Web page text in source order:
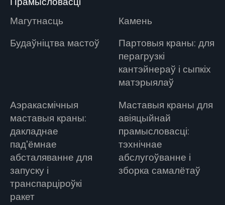
Магутнасць
Камень
Будаўніцтва мастоў
Партовыя краны: для
перагрузкі
кантэйнераў і сыпкіх
матэрыялаў
Аэракасмічныя
маставыя краны:
дакладнае
пад'ёмнае
абсталяванне для
запуску і
транспарціроўкі
ракет
Маставыя краны для
авіяцыйнай
прамысловасці:
тэхнічнае
абслугоўванне і
зборка самалётаў